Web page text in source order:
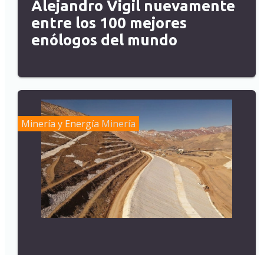
Alejandro Vigil nuevamente
entre los 100 mejores
enólogos del mundo
Minería y Energía Minería